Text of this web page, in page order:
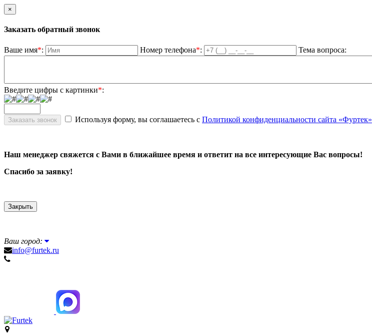
×
Заказать обратный звонок
Ваше имя*: Номер телефона*: Тема вопроса:
Введите цифры с картинки*:
Используя форму, вы соглашаетесь с Политикой конфиденциальности сайта «Фуртек»
Наш менеджер свяжется с Вами в ближайшее время и ответит на все интересующие Вас вопросы!
Спасибо за заявку!
Закрыть
Ваш город:
info@furtek.ru